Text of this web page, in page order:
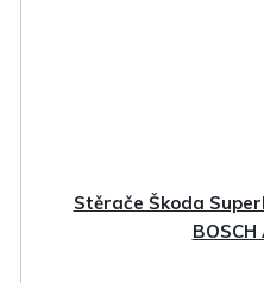
Stěrače Škoda